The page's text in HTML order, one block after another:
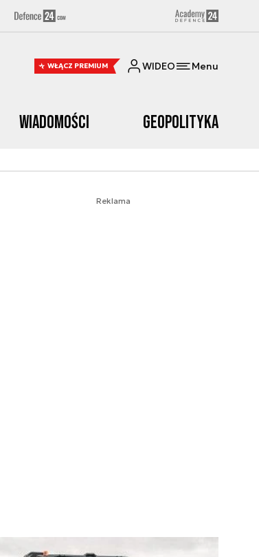
WŁĄCZ PREMIUM WIDEO Menu
Wiadomości Geopolityka
Reklama